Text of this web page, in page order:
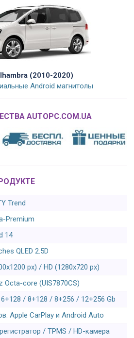
(2010-2020)
Android магнитолы
AUTOPC.COM.UA
Trend
Premium
14
QLED 2.5D
px) / HD (1280x720 px)
Octa-core (UIS7870CS)
/ 8+128 / 8+256 / 12+256 Gb
Apple CarPlay и Android Auto
/ TPMS / HD-камера